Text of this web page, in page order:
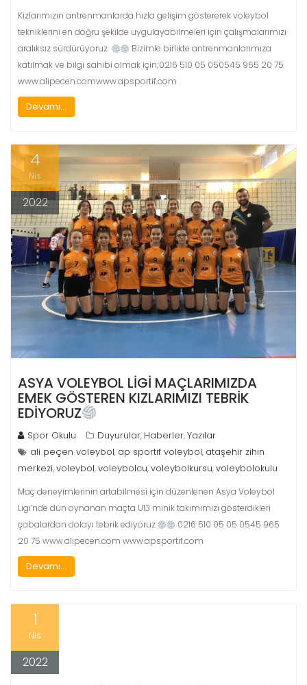
Kızlarımızın antrenmanlarda hızla gelişim göstererek voleybol
tekniklerini en doğru şekilde uygulayabilmeleri için çalışmalarımızı
aralıksız sürdürüyoruz.
Bizimle birlikte antrenmanlarımıza
katılmak ve bilgi sahibi olmak için;0216 510 05 050545 965 20 75
www.alipecen.comwww.apsportif.com
Devamı...
4
Nis
2022
ASYA VOLEYBOL LİGİ MAÇLARIMIZDA
EMEK GÖSTEREN KIZLARIMIZI TEBRİK
EDİYORUZ
Spor Okulu Duyurular, Haberler,Yazılar
ali peçen voleybol, ap sportif voleybol, ataşehir zihin
merkezi,voleybol,voleybolcu,voleybolkursu,voleybolokulu
Maç deneyimlerinin artabilmesi için düzenlenen Asya Voleybol
Ligi’nde dün oynanan maçta U13 minik takımımızı gösterdikleri
çabalardan dolayı tebrik ediyoruz.
0216 510 05 05 0545 965
20 75 www.alipecen.com www.apsportif.com
Devamı...
1
Nis
2022